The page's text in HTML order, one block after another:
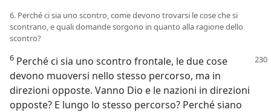
6. Perché ci sia uno scontro, come devono trovarsi le cose che si
scontrano, e quali domande sorgono in quanto alla ragione dello
scontro?
6 Perché ci sia uno scontro frontale, le due cose
devono muoversi nello stesso percorso, ma in
direzioni opposte. Vanno Dio e le nazioni in direzioni
opposte? E lungo lo stesso percorso? Perché siano